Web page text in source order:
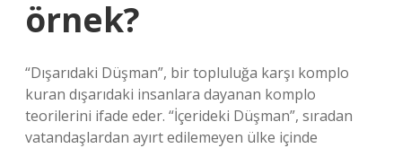
örnek?
“Dışarıdaki Düşman”, bir topluluğa karşı komplo
kuran dışarıdaki insanlara dayanan komplo
teorilerini ifade eder. “İçerideki Düşman”, sıradan
vatandaşlardan ayırt edilemeyen ülke içinde